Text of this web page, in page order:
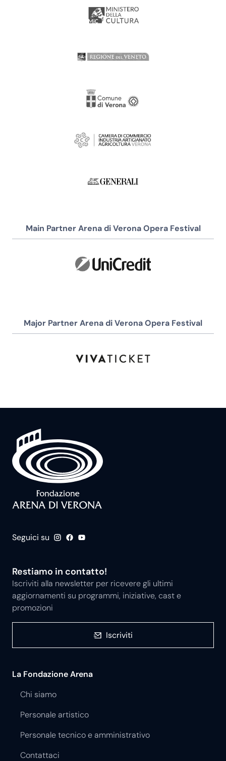
Main Partner Arena di Verona Opera Festival
Major Partner Arena di Verona Opera Festival
Seguici su
Restiamo in contatto!
Iscriviti alla newsletter per ricevere gli ultimi
aggiornamenti su programmi, iniziative, cast e
promozioni
Iscriviti
La Fondazione Arena
Chi siamo
Personale artistico
Personale tecnico e amministrativo
Contattaci